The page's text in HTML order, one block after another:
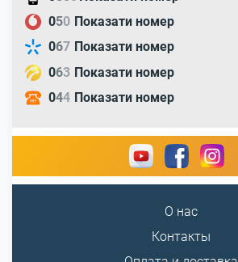
050 Показати номер
067 Показати номер
063 Показати номер
044 Показати номер
О нас
Контакты